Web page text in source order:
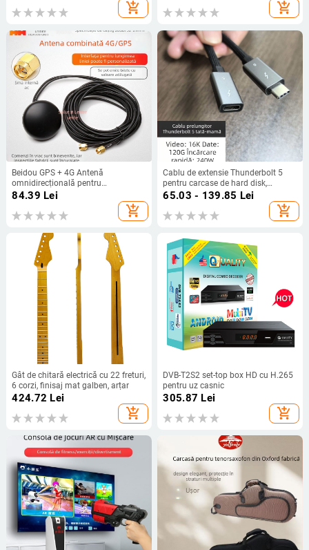
add_shopping_cart
iOS
add_shopping_cart
Beidou GPS + 4G Antenă
omnidirecțională pentru
poziționare, două în unu, Antenă de
cabinet cu ieșire dublă, SMA Pin
interior, cablu de 3 m
84.39 Lei
add_shopping_cart
Cablu de extensie Thunderbolt 5
pentru carcase de hard disk,
transfer de date la viteză mare de
80 Gbps, încărcare rapidă PD240W,
compatibil cu MacBook
65.03 - 139.85 Lei
add_shopping_cart
Gât de chitară electrică cu 22 freturi,
6 corzi, finisaj mat galben, arțar
424.72 Lei
add_shopping_cart
DVB-T2S2 set-top box HD cu H.265
pentru uz casnic
305.87 Lei
add_shopping_cart